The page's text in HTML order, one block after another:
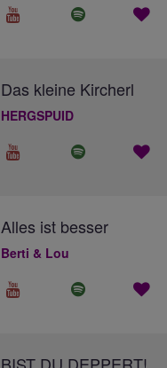
Das kleine Kircherl
HERGSPUID
Alles ist besser
Berti & Lou
BIST DU DEPPERT!